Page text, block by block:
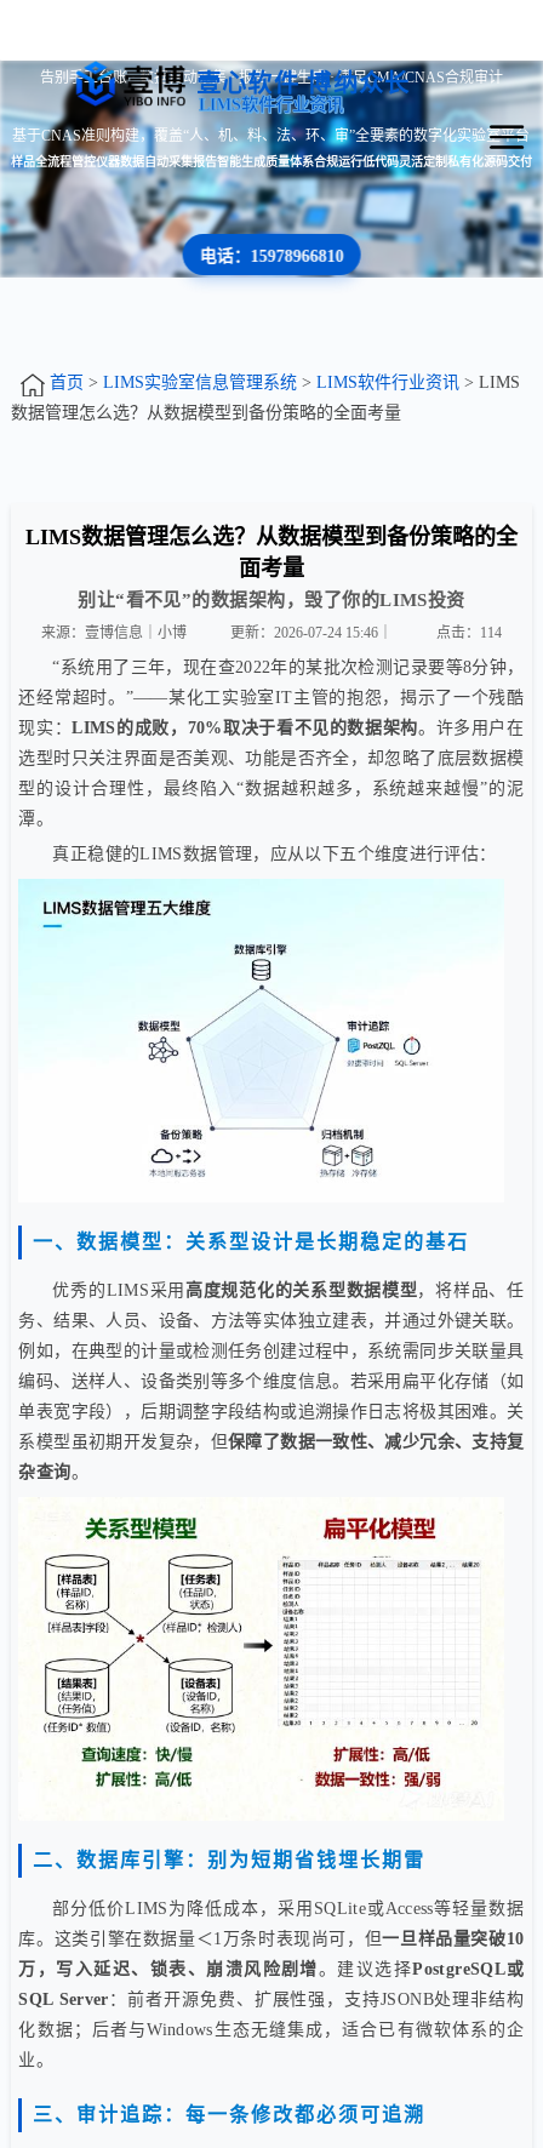
壹心软件 博纳众长
告别手工台账 · 数据自动采集 · 报告一键生成 · 满足CMA/CNAS合规审计
LIMS软件行业资讯
基于CNAS准则构建，覆盖“人、机、料、法、环、审”全要素的数字化实验室平台
样品全流程管控仪器数据自动采集报告智能生成质量体系合规运行低代码灵活定制私有化源码交付
电话：15978966810
首页 > LIMS实验室信息管理系统> LIMS软件行业资讯> LIMS
数据管理怎么选？从数据模型到备份策略的全面考量
LIMS数据管理怎么选？从数据模型到备份策略的全
面考量
别让“看不见”的数据架构，毁了你的LIMS投资
来源：壹博信息｜小博 更新：2026-07-24 15:46｜ 点击： 114
“系统用了三年，现在查2022年的某批次检测记录要等8分钟，
还经常超时。”——某化工实验室IT主管的抱怨，揭示了一个残酷
现实：LIMS的成败，70%取决于看不见的数据架构。许多用户在
选型时只关注界面是否美观、功能是否齐全，却忽略了底层数据模
型的设计合理性，最终陷入“数据越积越多，系统越来越慢”的泥
潭。
真正稳健的LIMS数据管理，应从以下五个维度进行评估：
一、数据模型：关系型设计是长期稳定的基石
优秀的LIMS采用 高度规范化的关系型数据模型，将样品、任
务、结果、人员、设备、方法等实体独立建表，并通过外键关联。
例如，在典型的计量或检测任务创建过程中，系统需同步关联量具
编码、送样人、设备类别等多个维度信息。若采用扁平化存储（如
单表宽字段），后期调整字段结构或追溯操作日志将极其困难。关
系模型虽初期开发复杂，但保障了数据一致性、减少冗余、支持复
杂查询。
二、数据库引擎：别为短期省钱埋长期雷
部分低价LIMS为降低成本，采用SQLite或Access等轻量数据
库。这类引擎在数据量＜1万条时表现尚可，但一旦样品量突破10
万，写入延迟、锁表、崩溃风险剧增。建议选择PostgreSQL或
SQL Server ：前者开源免费、扩展性强，支持JSONB处理非结构
化数据；后者与Windows生态无缝集成，适合已有微软体系的企
业。
三、审计追踪：每一条修改都必须可追溯